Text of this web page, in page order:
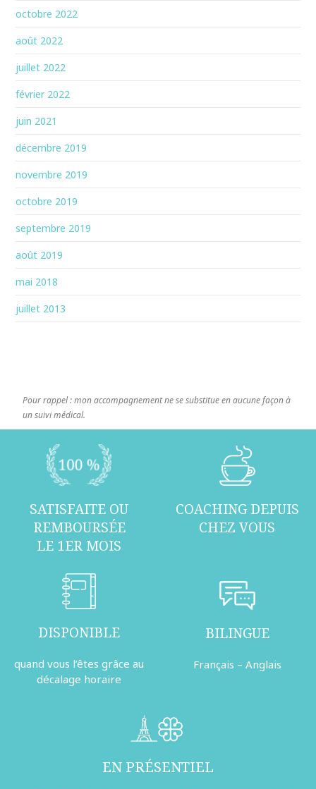
octobre 2022
août 2022
juillet 2022
février 2022
juin 2021
décembre 2019
novembre 2019
octobre 2019
septembre 2019
août 2019
mai 2018
juillet 2013
Pour rappel : mon accompagnement ne se substitue en aucune façon à
un suivi médical.
SATISFAITE OU
REMBOURSÉE
LE 1ER MOIS
COACHING DEPUIS
CHEZ VOUS
DISPONIBLE
quand vous l’êtes grâce au
décalage horaire
BILINGUE
Français – Anglais
EN PRÉSENTIEL